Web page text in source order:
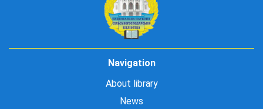
Navigation
About library
News